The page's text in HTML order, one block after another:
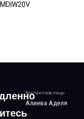
Контактное лицо
Алиева Аделя